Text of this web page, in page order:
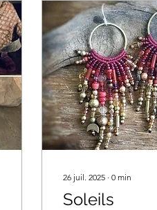
26 juil. 2025 ∙ 0 min
Soleils